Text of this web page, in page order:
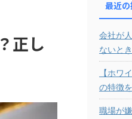
正し
最近
会社が
ないと
【ホワ
の特徴
職場が